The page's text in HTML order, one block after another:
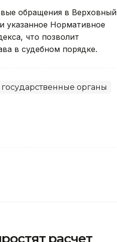
обращения в Верховный
указанное Нормативное
что позволит
в судебном порядке.
органы
расчет